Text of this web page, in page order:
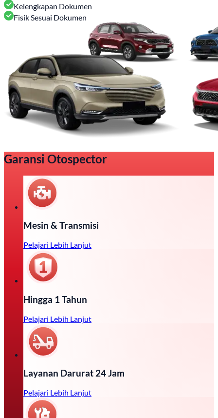
Kelengkapan Dokumen
Fisik Sesuai Dokumen
Garansi Otospector
Mesin & Transmisi
Pelajari Lebih Lanjut
Hingga 1 Tahun
Pelajari Lebih Lanjut
Layanan Darurat 24 Jam
Pelajari Lebih Lanjut